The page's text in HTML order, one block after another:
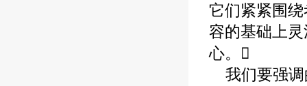
它们紧紧围
容的基础上
心。
我们要强调